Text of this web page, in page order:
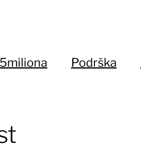
Podrška